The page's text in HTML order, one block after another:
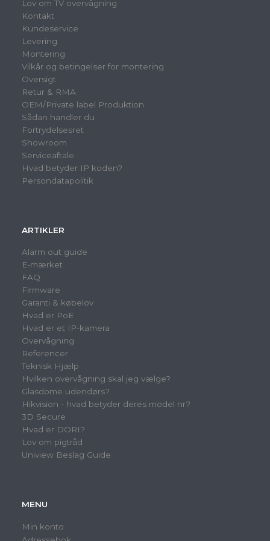
Lov om TV overvågning
Kontakt
Kundeservice
Levering
Montering
Vilkår og betingelser for montering
Oversigt
Retur & RMA
OEM/Private label Produktion
Sådan handler du
Fortrydelsesret
Showroom
Serviceaftale
Hvad betyder IP koden?
Persondatapolitik
ARTIKLER
Alarm out guide
E-mærket
FAQ
Firmware
Garanti & købelov
Hvad er PoE
Hvad er et IP-kamera
Overvågning
Referencer
Teknisk Hjælp
Hvilken overvågning skal jeg vælge?
Glasdome udendørs?
Hikvision - hvad betyder deres model nr?
3D Secure
Hvad er DORI?
Lov om pigtråd
Uniview Beslag Guide
MENU
Min konto